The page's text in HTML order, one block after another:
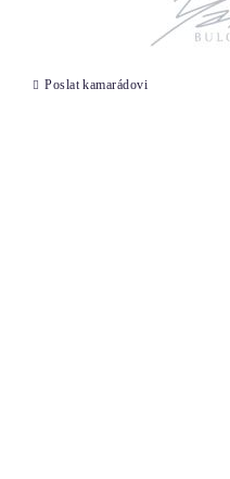
Poslat kamarádovi